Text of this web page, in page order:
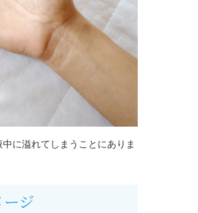
に溢れてしまうことにありま
ジ